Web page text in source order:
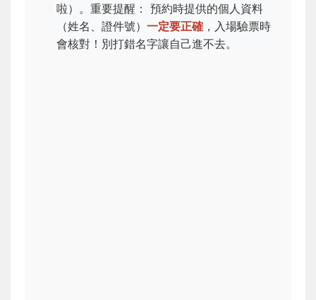
啦）。 重要提醒： 預約時提供的個人資料
（姓名、證件號） 一定要正確 ，入場驗票時
會核對！別打錯名字讓自己進不去。